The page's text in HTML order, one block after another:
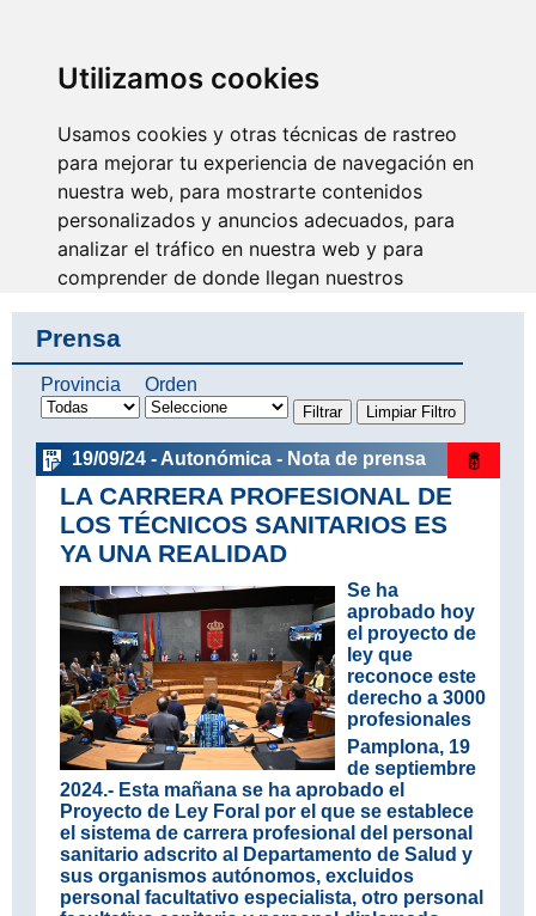
Utilizamos cookies
Usamos cookies y otras técnicas de rastreo
para mejorar tu experiencia de navegación en
nuestra web, para mostrarte contenidos
personalizados y anuncios adecuados, para
analizar el tráfico en nuestra web y para
comprender de donde llegan nuestros
visitantes.
Aceptar
Rechazar
Configurar
Por la unión de nuestro
colectivo
Prensa
Provincia Orden
19/09/24 - Autonómica - Nota de prensa
LA CARRERA PROFESIONAL DE
LOS TÉCNICOS SANITARIOS ES
YA UNA REALIDAD
Se ha
aprobado hoy
el proyecto de
ley que
reconoce este
derecho a 3000
profesionales
Pamplona, 19
de septiembre
2024.- Esta mañana se ha aprobado el
Proyecto de Ley Foral por el que se establece
el sistema de carrera profesional del personal
sanitario adscrito al Departamento de Salud y
sus organismos autónomos, excluidos
personal facultativo especialista, otro personal